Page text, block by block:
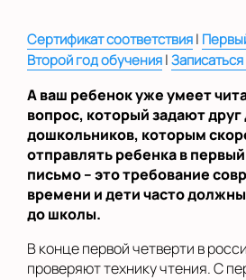
Сертификат соответствия|
Второй год обучения|
А ваш ребенок уже умеет
вопрос, который задают
дошкольников, которым
отправлять ребенка в
письмо – это требование
времени и дети часто
до школы.
В конце первой четверти в
проверяют технику чтения. С